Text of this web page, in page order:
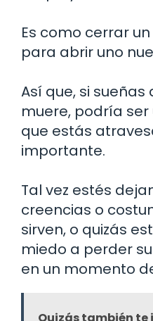
Es como cerrar
para abrir uno
Así que, si
muere, podría
que estás
importante.
Tal vez estés
creencias o
sirven, o quizás
miedo a perder
en un momento
Quizás también te